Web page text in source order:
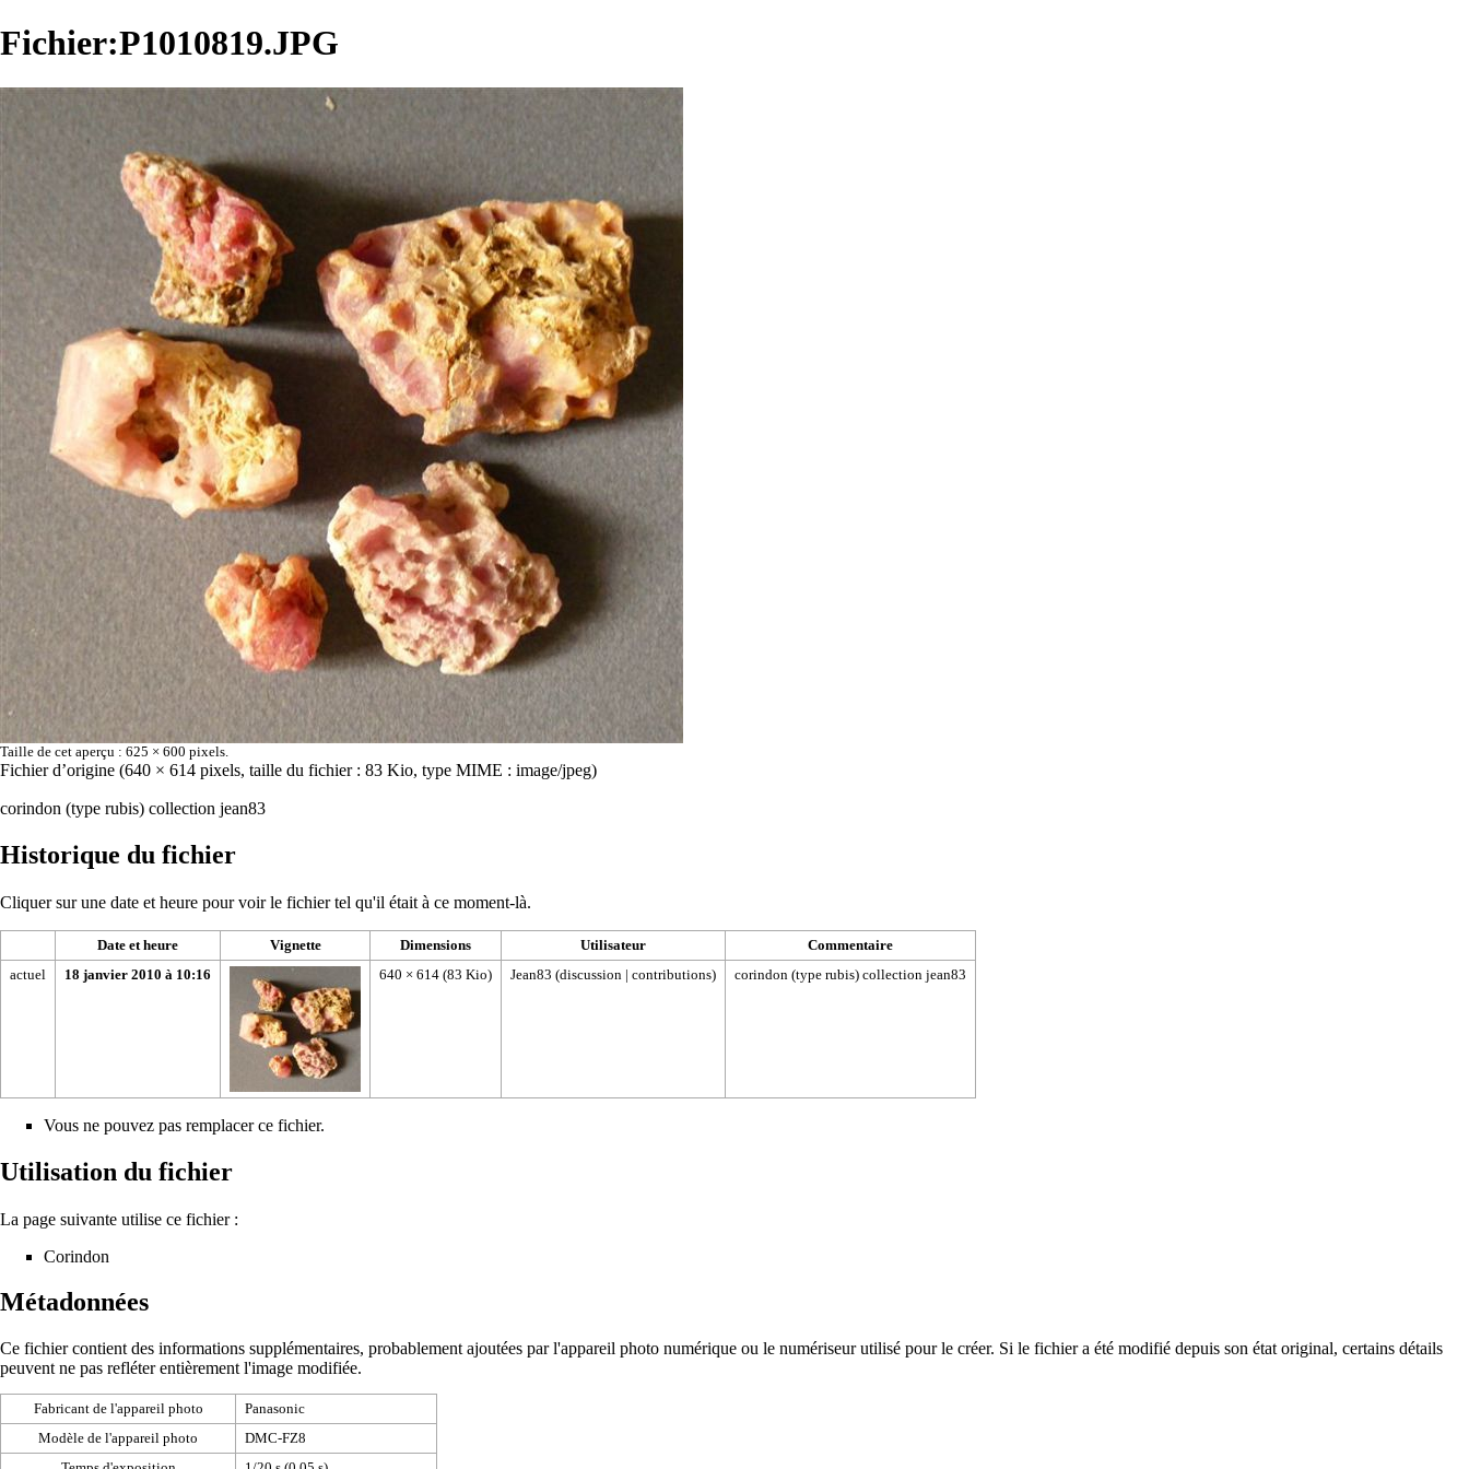
Fichier:P1010819.JPG
Taille de cet aperçu : 625 × 600 pixels
Fichier d’origine (640 × 614 pixels, taille du fichier : 83 Kio, type MIME : image/jpeg)
corindon (type rubis) collection jean83
Historique du fichier
Cliquer sur une date et heure pour voir le fichier tel qu'il était à ce moment-là.
Date et heure Vignette Dimensions Utilisateur
Commentaire
actuel
18 janvier 2010 à 10:16 640 × 614 (83 Kio) Jean83 (discussion | contributions) corindon (type rubis) collection jean83
Vous ne pouvez pas remplacer ce fichier.
Utilisation du fichier
La page suivante utilise ce fichier :
Corindon
Métadonnées
Ce fichier contient des informations supplémentaires, probablement ajoutées par l'appareil photo numérique ou le numériseur utilisé pour le créer. Si le fichier a été modifié depuis son état original, certains détails
peuvent ne pas refléter entièrement l'image modifiée.
Fabricant de l'appareil photo
Panasonic
Modèle de l'appareil photo
DMC-FZ8